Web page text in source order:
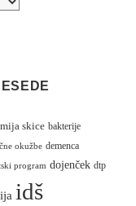
skice bakterije
okužbe demenca
program dojenček dtp
idš